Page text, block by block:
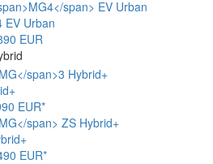
EV Urban
EUR
EUR*
EUR*